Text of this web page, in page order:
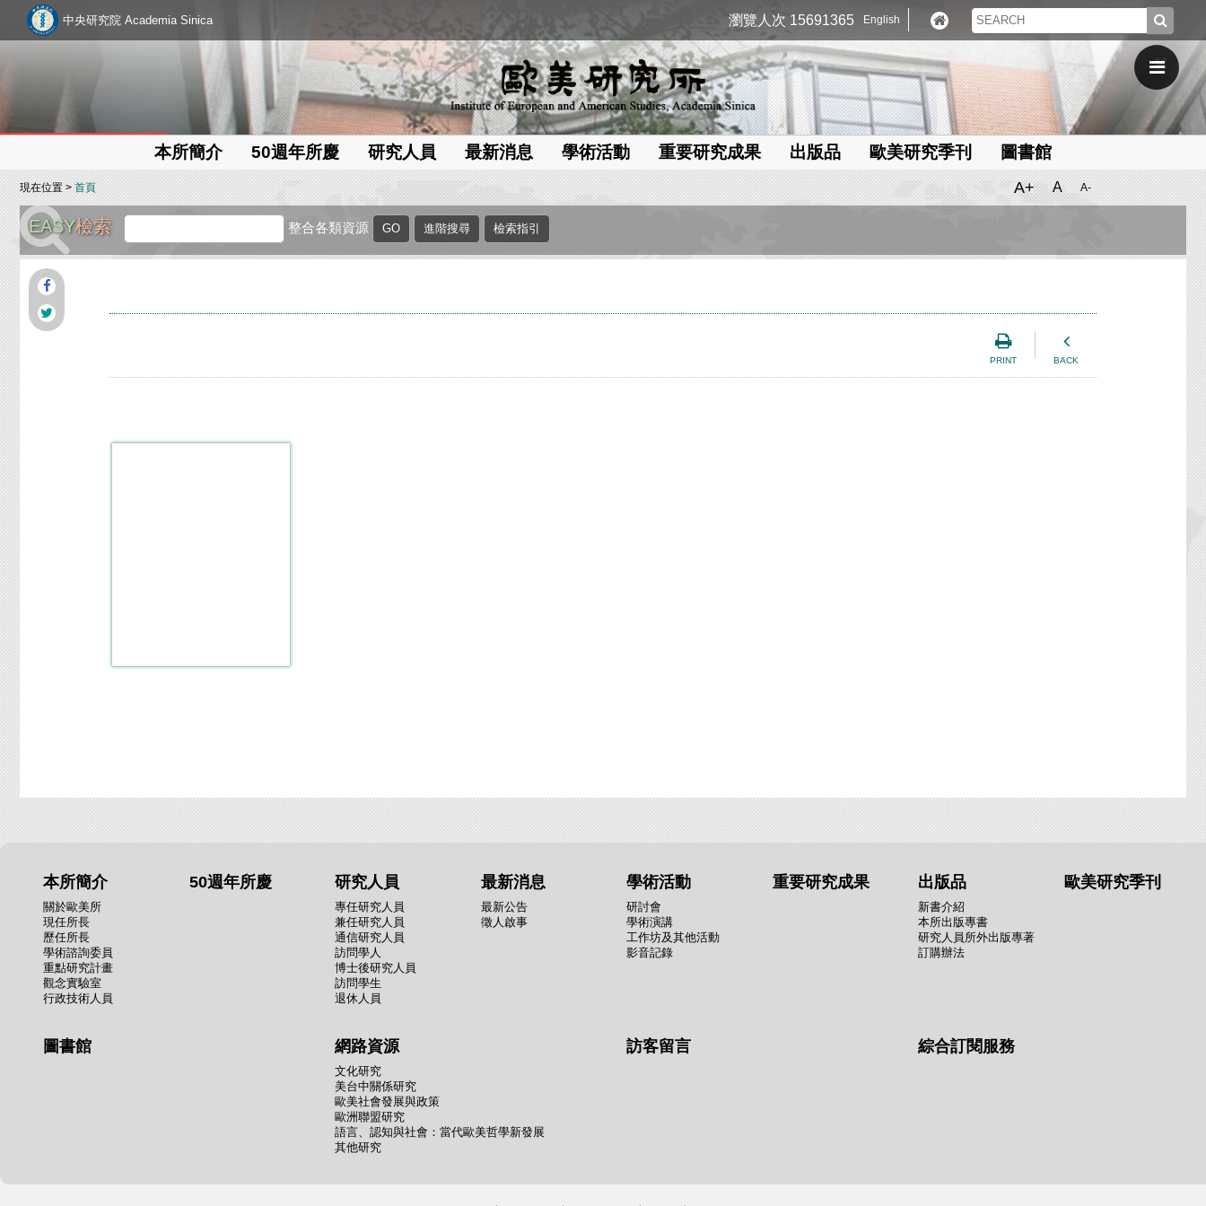
中央研究院 Academia Sinica 瀏覽人次 15691365 English
本所簡介 50週年所慶 研究人員 最新消息 學術活動 重要研究成果 出版品 歐美研究季刊 圖書館
現在位置 >首頁 A+ A A-
EASY檢索 整合各類資源
PRINT BACK
本所簡介
關於歐美所
現任所長
歷任所長
學術諮詢委員
重點研究計畫
觀念實驗室
行政技術人員
50週年所慶 研究人員
專任研究人員
兼任研究人員
通信研究人員
訪問學人
博士後研究人員
訪問學生
退休人員
最新消息
最新公告
徵人啟事
學術活動
研討會
學術演講
工作坊及其他活動
影音記錄
重要研究成果 出版品
新書介紹
本所出版專書
研究人員所外出版專著
訂購辦法
歐美研究季刊
圖書館 網路資源
文化研究
美台中關係研究
歐美社會發展與政策
歐洲聯盟研究
語言、認知與社會：當代歐美哲學新發展
其他研究
訪客留言 綜合訂閱服務